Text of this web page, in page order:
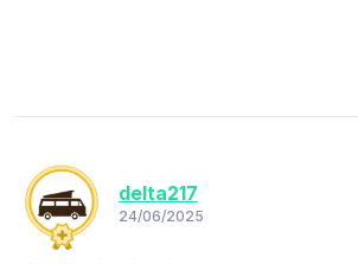
delta217
24/06/2025